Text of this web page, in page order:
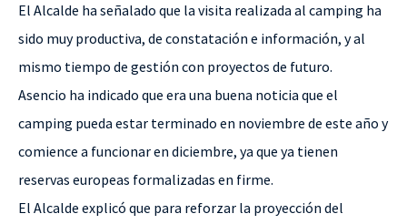
El Alcalde ha señalado que la visita realizada al camping ha
sido muy productiva, de constatación e información, y al
mismo tiempo de gestión con proyectos de futuro.
Asencio ha indicado que era una buena noticia que el
camping pueda estar terminado en noviembre de este año y
comience a funcionar en diciembre, ya que ya tienen
reservas europeas formalizadas en firme.
El Alcalde explicó que para reforzar la proyección del